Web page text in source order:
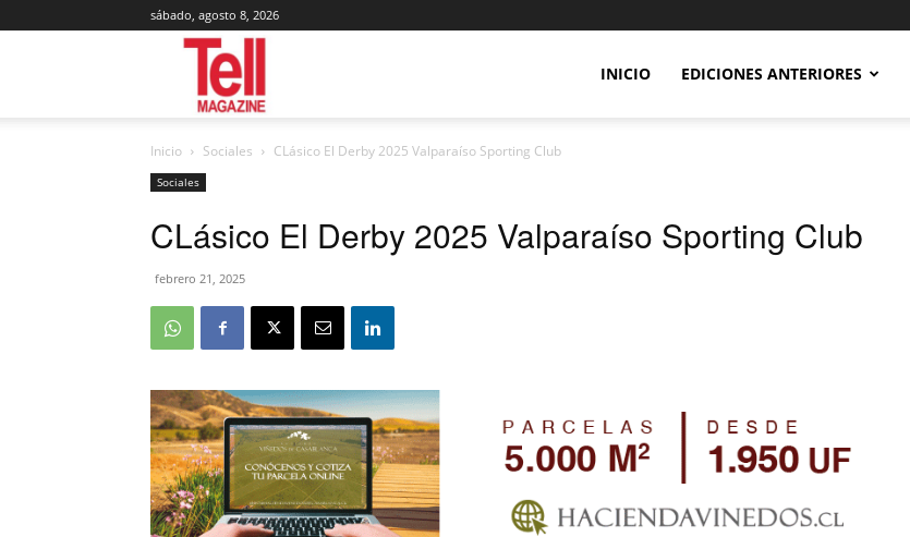
sábado, agosto 8, 2026
Magazine
INICIO EDICIONES ANTERIORES
Inicio Sociales CLásico El Derby 2025 Valparaíso Sporting Club
Sociales
CLásico El Derby 2025 Valparaíso Sporting Club
febrero 21, 2025